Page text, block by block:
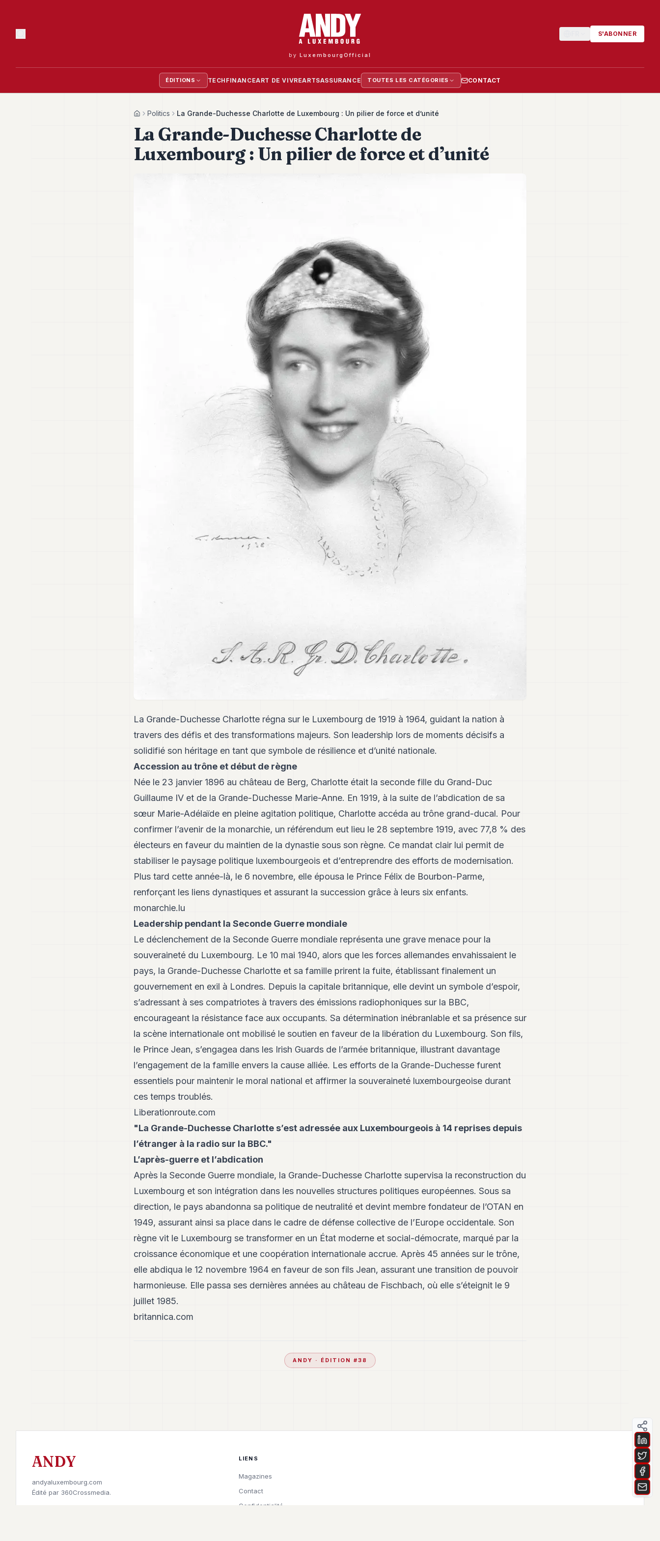
byLuxembourgOfficial
S'ABONNER
ÉDITIONS TECH FINANCEART DE VIVREARTSASSURANCE TOUTES LES CATÉGORIES CONTACT
HomePolitics La Grande-Duchesse Charlotte de Luxembourg : Un pilier de force et d’unité
La Grande-Duchesse Charlotte de
Luxembourg : Un pilier de force et d’unité
La Grande-Duchesse Charlotte régna sur le Luxembourg de 1919 à 1964, guidant la nation à
travers des défis et des transformations majeurs. Son leadership lors de moments décisifs a
solidifié son héritage en tant que symbole de résilience et d’unité nationale.
Accession au trône et début de règne
Née le 23 janvier 1896 au château de Berg, Charlotte était la seconde fille du Grand-Duc
Guillaume IV et de la Grande-Duchesse Marie-Anne. En 1919, à la suite de l’abdication de sa
sœur Marie-Adélaïde en pleine agitation politique, Charlotte accéda au trône grand-ducal. Pour
confirmer l’avenir de la monarchie, un référendum eut lieu le 28 septembre 1919, avec 77,8 % des
électeurs en faveur du maintien de la dynastie sous son règne. Ce mandat clair lui permit de
stabiliser le paysage politique luxembourgeois et d’entreprendre des efforts de modernisation.
Plus tard cette année-là, le 6 novembre, elle épousa le Prince Félix de Bourbon-Parme,
renforçant les liens dynastiques et assurant la succession grâce à leurs six enfants.
monarchie.lu
Leadership pendant la Seconde Guerre mondiale
Le déclenchement de la Seconde Guerre mondiale représenta une grave menace pour la
souveraineté du Luxembourg. Le 10 mai 1940, alors que les forces allemandes envahissaient le
pays, la Grande-Duchesse Charlotte et sa famille prirent la fuite, établissant finalement un
gouvernement en exil à Londres. Depuis la capitale britannique, elle devint un symbole d’espoir,
s’adressant à ses compatriotes à travers des émissions radiophoniques sur la BBC,
encourageant la résistance face aux occupants. Sa détermination inébranlable et sa présence sur
la scène internationale ont mobilisé le soutien en faveur de la libération du Luxembourg. Son fils,
le Prince Jean, s’engagea dans les Irish Guards de l’armée britannique, illustrant davantage
l’engagement de la famille envers la cause alliée. Les efforts de la Grande-Duchesse furent
essentiels pour maintenir le moral national et affirmer la souveraineté luxembourgeoise durant
ces temps troublés.
Liberationroute.com
"La Grande-Duchesse Charlotte s’est adressée aux Luxembourgeois à 14 reprises depuis
l’étranger à la radio sur la BBC."
L’après-guerre et l’abdication
Après la Seconde Guerre mondiale, la Grande-Duchesse Charlotte supervisa la reconstruction du
Luxembourg et son intégration dans les nouvelles structures politiques européennes. Sous sa
direction, le pays abandonna sa politique de neutralité et devint membre fondateur de l’OTAN en
1949, assurant ainsi sa place dans le cadre de défense collective de l’Europe occidentale. Son
règne vit le Luxembourg se transformer en un État moderne et social-démocrate, marqué par la
croissance économique et une coopération internationale accrue. Après 45 années sur le trône,
elle abdiqua le 12 novembre 1964 en faveur de son fils Jean, assurant une transition de pouvoir
harmonieuse. Elle passa ses dernières années au château de Fischbach, où elle s’éteignit le 9
juillet 1985.
britannica.com
ANDY · ÉDITION #38
ANDY
andyaluxembourg.com
Édité par 360Crossmedia.
LIENS
Magazines
Contact
Confidentialité